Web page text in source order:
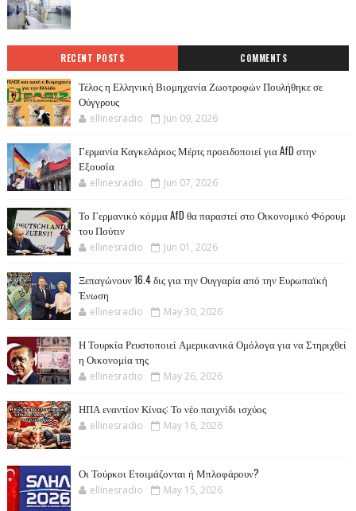
RECENT POSTS COMMENTS
Τέλος η Ελληνική Βιομηχανία Ζωοτροφών Πουλήθηκε σε
Ούγγρους
ellinesradio Jun 09, 2026
Γερμανία Καγκελάριος Μέρτς προειδοποιεί για AfD στην
Εξουσία
ellinesradio Jun 07, 2026
Το Γερμανικό κόμμα AfD θα παραστεί στο Οικονομικό Φόρουμ
του Πούτιν
ellinesradio Jun 01, 2026
Ξεπαγώνουν 16.4 δις για την Ουγγαρία από την Ευρωπαϊκή
Ένωση
ellinesradio May 30, 2026
Η Τουρκία Ρευστοποιεί Αμερικανικά Ομόλογα για να Στηριχθεί
η Οικονομία της
ellinesradio May 26, 2026
ΗΠΑ εναντίον Κίνας: Το νέο παιχνίδι ισχύος
ellinesradio May 16, 2026
Οι Τούρκοι Ετοιμάζονται ή Μπλοφάρουν?
ellinesradio May 15, 2026